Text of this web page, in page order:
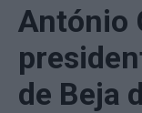
António
de Beja